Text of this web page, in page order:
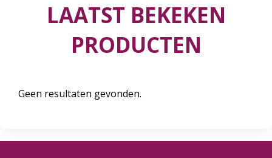
LAATST BEKEKEN
PRODUCTEN
Geen resultaten gevonden.